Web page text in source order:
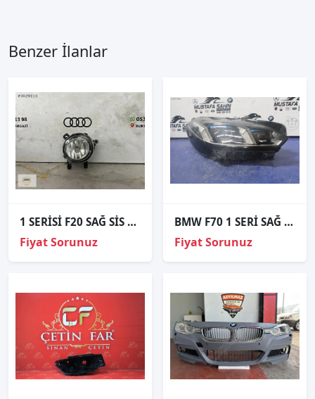
Benzer İlanlar
1 SERİSİ F20 SAĞ SİS FARI 12-18 OEM7200100003
Fiyat Sorunuz
BMW F70 1 SERİ SAĞ ÖN FAR ÇIKMA ORJİNAL
Fiyat Sorunuz